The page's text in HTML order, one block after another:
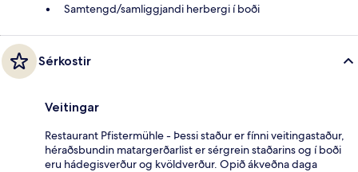
Samtengd/samliggjandi herbergi í boði
Sérkostir
Veitingar
Restaurant Pfistermühle - Þessi staður er fínni veitingastaður,
héraðsbundin matargerðarlist er sérgrein staðarins og í boði
eru hádegisverður og kvöldverður. Opið ákveðna daga